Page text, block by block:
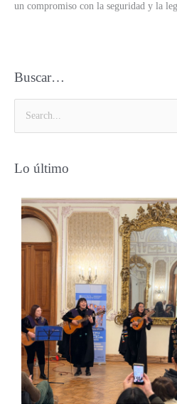
un compromiso con la seguridad y la
Buscar…
Lo último